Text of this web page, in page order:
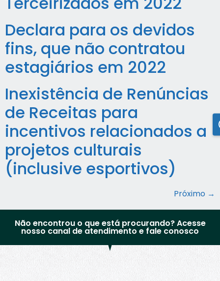
Declara para os devidos
fins, que não contratou
estagiários em 2022
Inexistência de Renúncias
de Receitas para
incentivos relacionados a
projetos culturais
(inclusive esportivos)
Próximo →
Não encontrou o que está procurando? Acesse
nosso canal de atendimento e fale conosco